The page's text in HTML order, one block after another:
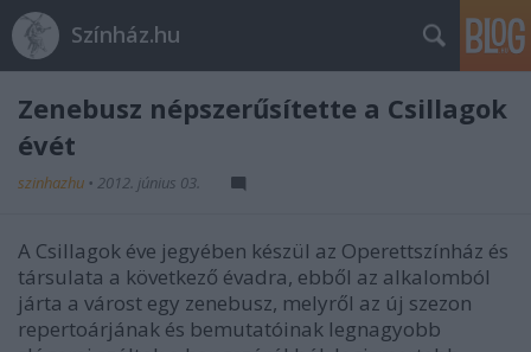
Színház.hu
Zenebusz népszerűsítette a Csillagok
évét
szinhazhu • 2012. június 03.
A Csillagok éve jegyében készül az Operettszínház és
társulata a következő évadra, ebből az alkalomból
járta a várost egy zenebusz, melyről az új szezon
repertoárjának és bemutatóinak legnagyobb